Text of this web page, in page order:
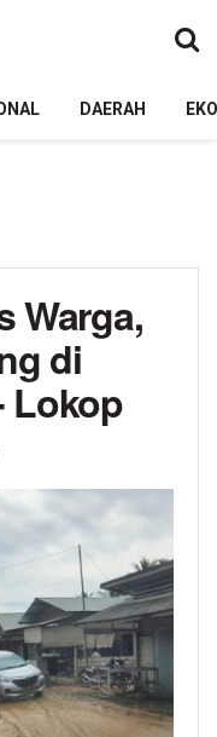
DAERAH
Warga,
di
Lokop